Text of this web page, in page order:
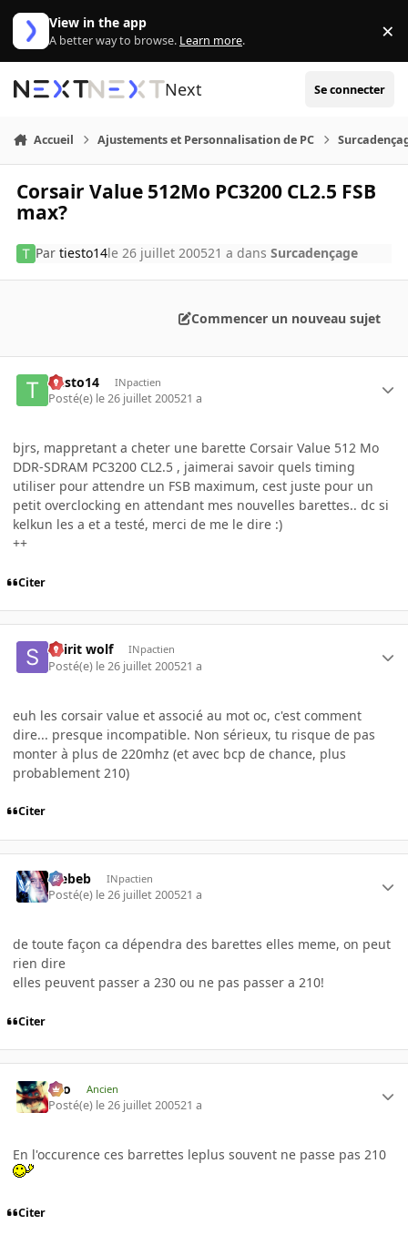
Aller au contenu
View in the app
A better way to browse. Learn more. ×
Next Se connecter
Accueil Ajustements et Personnalisation de PC
Corsair Value 512Mo PC3200 CL2.5 FSB
max?
Partiesto14le 26 juillet 200521 a dansSurcadençage
Commencer un nouveau sujet
tiesto14 INpactien
Posté(e) le 26 juillet 200521 a
bjrs, mappretant a cheter une barette Corsair Value 512 Mo
DDR-SDRAM PC3200 CL2.5 , jaimerai savoir quels timing
utiliser pour attendre un FSB maximum, cest juste pour un
petit overclocking en attendant mes nouvelles barettes.. dc si
kelkun les a et a testé, merci de me le dire :)
++
Citer
Spirit wolf INpactien
Posté(e) le 26 juillet 200521 a
euh les corsair value et associé au mot oc, c'est comment
dire... presque incompatible. Non sérieux, tu risque de pas
monter à plus de 220mhz (et avec bcp de chance, plus
probablement 210)
Citer
Trebeb INpactien
Posté(e) le 26 juillet 200521 a
de toute façon ca dépendra des barettes elles meme, on peut
rien dire
elles peuvent passer a 230 ou ne pas passer a 210!
Citer
eYo Ancien
Posté(e) le 26 juillet 200521 a
En l'occurence ces barrettes leplus souvent ne passe pas 210
Citer